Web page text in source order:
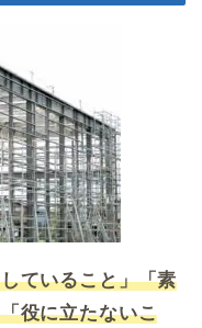
ていること」「素
役に立たないこ